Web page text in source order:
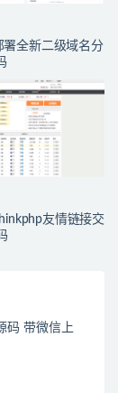
署全新二级域名分
友情链接交
码 带微信上